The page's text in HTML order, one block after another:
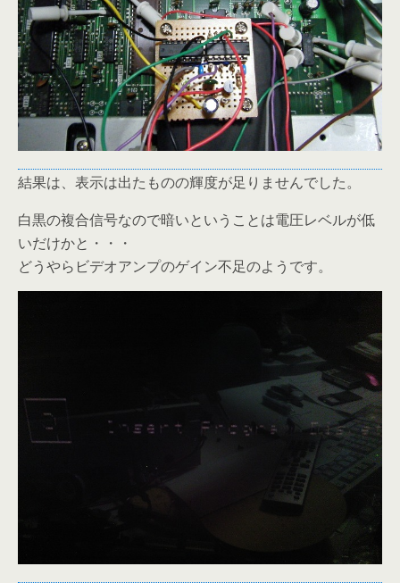
結果は、表示は出たものの輝度が足りませんでした。
白黒の複合信号なので暗いということは電圧レベルが低
いだけかと・・・
どうやらビデオアンプのゲイン不足のようです。